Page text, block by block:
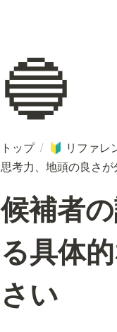
🔵
トップ / 🔰 リファレ
思考力、地頭の良さ
候補者
る具体
さい